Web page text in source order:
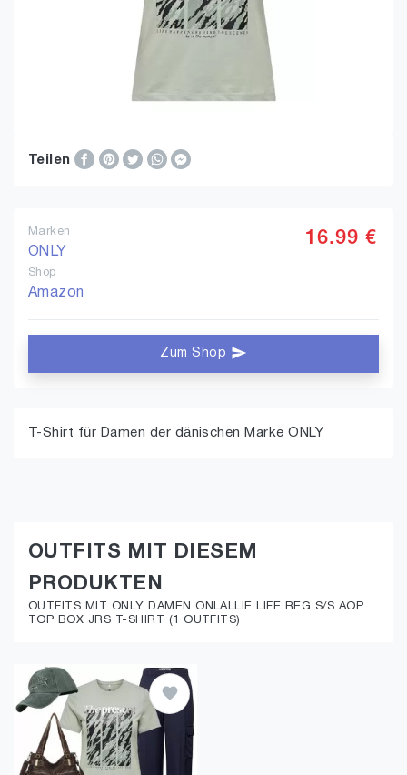
Teilen
Marken
ONLY
Shop
Amazon
16.99 €
Zum Shop
T-Shirt für Damen der dänischen Marke ONLY
OUTFITS MIT DIESEM
PRODUKTEN
OUTFITS MIT ONLY DAMEN ONLALLIE LIFE REG S/S AOP
TOP BOX JRS T-SHIRT (1 OUTFITS)